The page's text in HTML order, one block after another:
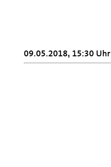
09.05.2018, 15:30 Uhr